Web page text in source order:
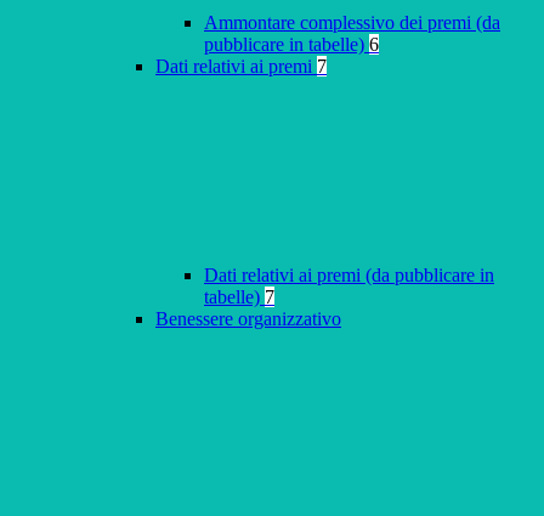
Ammontare complessivo dei premi (da
pubblicare in tabelle) 6
Dati relativi ai premi 7
Dati relativi ai premi (da pubblicare in
tabelle) 7
Benessere organizzativo